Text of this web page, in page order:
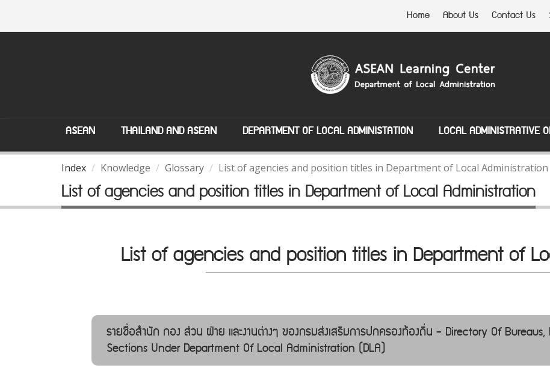
Home About Us Contact Us
ASEAN THAILAND AND ASEAN DEPARTMENT OF LOCAL ADMINISTATION LOCAL ADMINISTRATIVE
Index Knowledge Glossary List of agencies and position titles in Department of Local Administration
List of agencies and position titles in Department of Local Administration
List of agencies and position titles in Department of
รายชื่อสำนัก กอง ส่วน ฝ่าย และงานต่างๆ ของกรมส่งเสริมการปกครองท้องถิ่น - Directory Of
Sections Under Department Of Local Administration (DLA)